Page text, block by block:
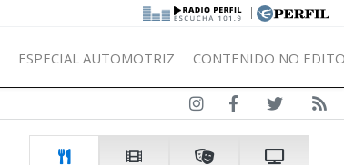
|
ESPECIAL AUTOMOTRIZ CONTENIDO NO